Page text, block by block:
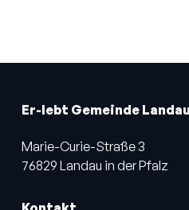
Er-lebt Gemeinde Landau
Marie-Curie-Straße 3
76829 Landau in der Pfalz